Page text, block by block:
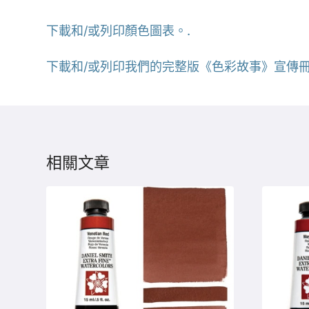
下載和/或列印顏色圖表。.
下載和/或列印我們的完整版《色彩故事》宣傳
相關文章